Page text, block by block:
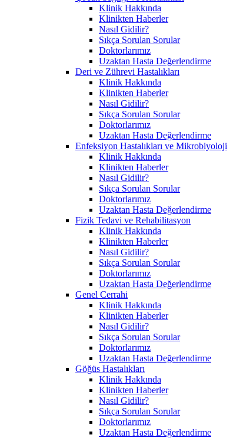
Klinik Hakkında
Klinikten Haberler
Nasıl Gidilir?
Sıkça Sorulan Sorular
Doktorlarımız
Uzaktan Hasta Değerlendirme
Deri ve Zührevi Hastalıkları
Klinik Hakkında
Klinikten Haberler
Nasıl Gidilir?
Sıkça Sorulan Sorular
Doktorlarımız
Uzaktan Hasta Değerlendirme
Enfeksiyon Hastalıkları ve Mikrobiyoloji
Klinik Hakkında
Klinikten Haberler
Nasıl Gidilir?
Sıkça Sorulan Sorular
Doktorlarımız
Uzaktan Hasta Değerlendirme
Fizik Tedavi ve Rehabilitasyon
Klinik Hakkında
Klinikten Haberler
Nasıl Gidilir?
Sıkça Sorulan Sorular
Doktorlarımız
Uzaktan Hasta Değerlendirme
Genel Cerrahi
Klinik Hakkında
Klinikten Haberler
Nasıl Gidilir?
Sıkça Sorulan Sorular
Doktorlarımız
Uzaktan Hasta Değerlendirme
Göğüs Hastalıkları
Klinik Hakkında
Klinikten Haberler
Nasıl Gidilir?
Sıkça Sorulan Sorular
Doktorlarımız
Uzaktan Hasta Değerlendirme